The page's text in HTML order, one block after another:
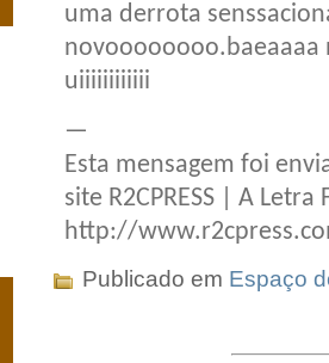
uma derrota
novoooooooo.baeaaaa
uiiiiiiiiiiii
—
Esta mensagem foi
site R2CPRESS | A
http://
Publicado em Espaço